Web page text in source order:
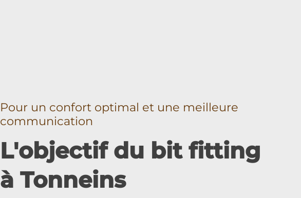
Pour un confort optimal et une meilleure
communication
L'objectif du bit fitting
à Tonneins